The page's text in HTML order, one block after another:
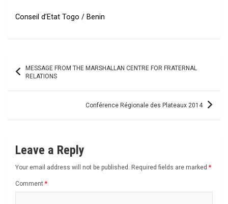
Conseil d’Etat Togo / Benin
navigation
MESSAGE FROM THE MARSHALLAN CENTRE FOR FRATERNAL
RELATIONS
Conférence Régionale des Plateaux 2014
Leave a Reply
Your email address will not be published. Required fields are marked *
Comment *